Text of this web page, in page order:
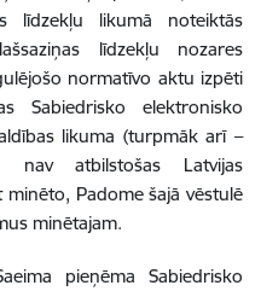
līdzekļu likumā noteiktās
līdzekļu nozares
normatīvo aktu izpēti
Sabiedrisko elektronisko
likuma (turpmāk arī –
nav atbilstošas Latvijas
minēto, Padome šajā vēstulē
minētajam.
pieņēma Sabiedrisko